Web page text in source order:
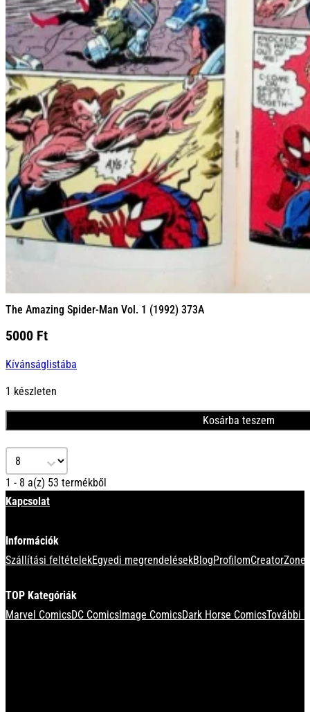
The Amazing Spider-Man Vol. 1 (1992) 373A
5000 Ft
Kívánságlistába
1 készleten
Kosárba teszem
Select number per page
1 - 8 a(z) 53 termékből
Kapcsolat
Információk
Szállítási feltételekEgyedi megrendelésekBlogProfilom
TOP Kategóriák
Marvel ComicsDC Comics Image ComicsDark Horse ComicsTovábbi